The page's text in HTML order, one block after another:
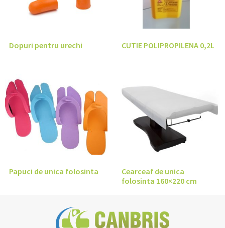
Dopuri pentru urechi CUTIE POLIPROPILENA 0,2L
Papuci de unica folosinta
Cearceaf de unica
folosinta 160×220 cm